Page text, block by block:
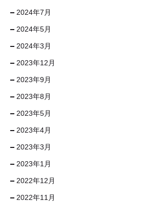
2024年7月
2024年5月
2024年3月
2023年12月
2023年9月
2023年8月
2023年5月
2023年4月
2023年3月
2023年1月
2022年12月
2022年11月